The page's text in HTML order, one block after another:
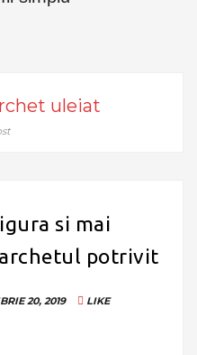
uleiat
si mai
potrivit
20, 2019 LIKE